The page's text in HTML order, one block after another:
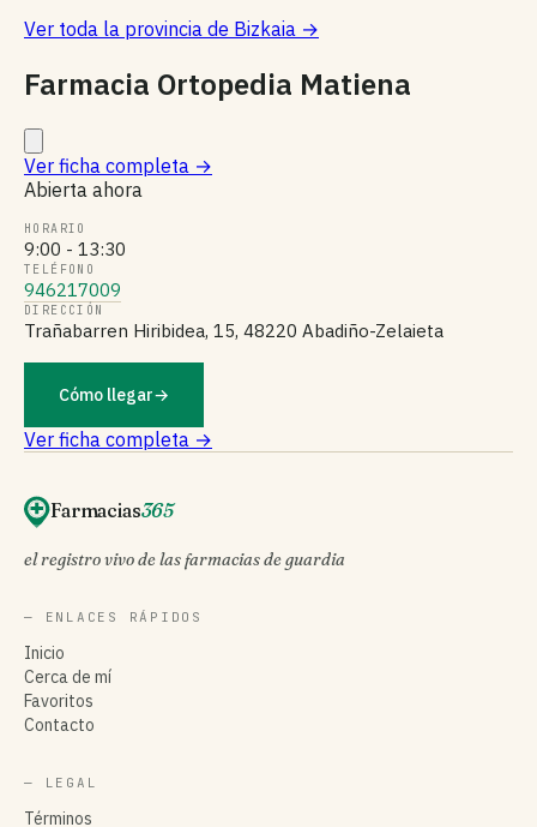
Ver toda la provincia de Bizkaia →
Farmacia Ortopedia Matiena
Ver ficha completa →
Abierta ahora
HORARIO
9:00 - 13:30
TELÉFONO
946217009
DIRECCIÓN
Trañabarren Hiribidea, 15, 48220 Abadiño-Zelaieta
Cómo llegar→
Ver ficha completa →
Farmacias365
el registro vivo de las farmacias de guardia
— ENLACES RÁPIDOS
Inicio
Cerca de mí
Favoritos
Contacto
— LEGAL
Términos